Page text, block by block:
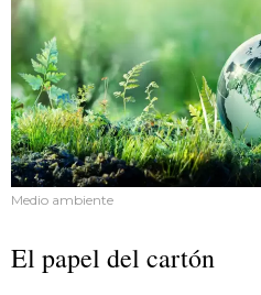
Medio ambiente
El papel del cartón